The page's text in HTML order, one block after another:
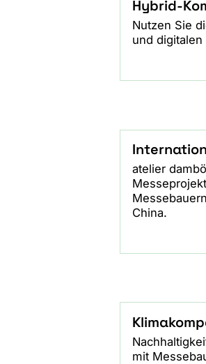
Hybrid-
Nutzen Sie
und digitalen
atelier
China.
mit